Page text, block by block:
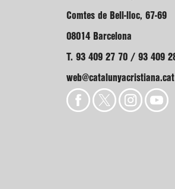
Comtes de Bell-lloc, 67-69
08014 Barcelona
T. 93 409 27 70 / 93 409
web@catalunyacristiana.cat